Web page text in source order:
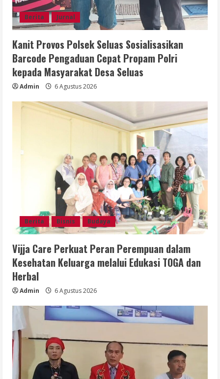
Berita Jurnal
Kanit Provos Polsek Seluas Sosialisasikan
Barcode Pengaduan Cepat Propam Polri
kepada Masyarakat Desa Seluas
Admin 6 Agustus 2026
Berita Bisnis Budaya
Vijja Care Perkuat Peran Perempuan dalam
Kesehatan Keluarga melalui Edukasi TOGA dan
Herbal
Admin 6 Agustus 2026